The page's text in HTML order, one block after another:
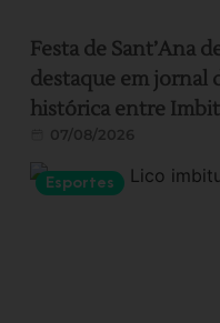
Festa de Sant’Ana
destaque em jornal
histórica entre
07/08/2026
Esportes